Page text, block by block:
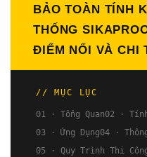
BẢO TOÀN TÍNH
THỐNG
ĐIỂM NỐI VÀ CHI
// MỤC LỤC
01 · Tổng Quan02 ·
03 · Ứng Dụng04 ·
05 · Quy Trình Thi